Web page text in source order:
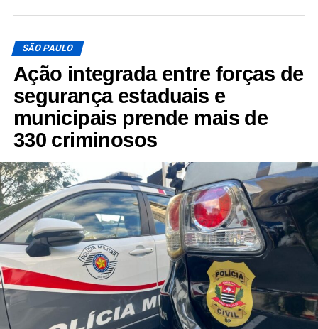
SÃO PAULO
Ação integrada entre forças de
segurança estaduais e
municipais prende mais de
330 criminosos